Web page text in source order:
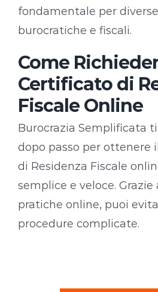
fondamentale per
burocratiche e fiscali.
Come
Certificato di
Fiscale Online
Burocrazia Semplificata
dopo passo per ottenere
di Residenza Fiscale
semplice e veloce. Grazie
pratiche online, puoi
procedure complicate.